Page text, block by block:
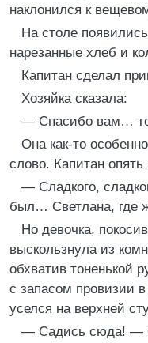
наклонился к
На столе
нарезанные хлеб и
Капитан сделал
Хозяйка сказала:
— Спасибо вам…
Она как-то
слово. Капитан
— Сладкого,
был… Светлана, где
Но девочка,
выскользнула из
обхватив тоненькой
с запасом провизии
уселся на верхней
— Садись сюда! —